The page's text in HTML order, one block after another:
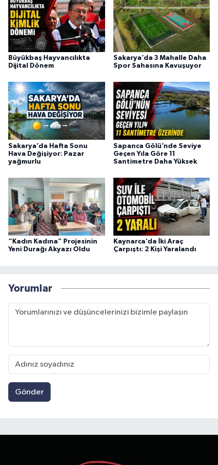
Büyükbaş Hayvancılıkta
Dijital Dönem
Sakarya’da 3 Mahalle Daha
Spor Sahasına Kavuşuyor
Sakarya’da Hafta Sonu
Hava Değişiyor: Pazar
yağmurlu
Sapanca Gölü’nde Seviye
Geçen Yıla Göre 11
Santimetre Daha Yüksek
“Kadın Kadına” Projesinin
Yeni Durağı Akyazı Oldu
Kaynarca’da İki Araç
Çarpıştı: 2 Kişi Yaralandı
Yorumlar
Gönder